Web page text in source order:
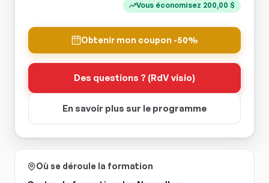
Vous économisez 200,00 $
Obtenir mon coupon -50%
Des questions ? (RdV visio)
En savoir plus sur le programme
Où se déroule la formation